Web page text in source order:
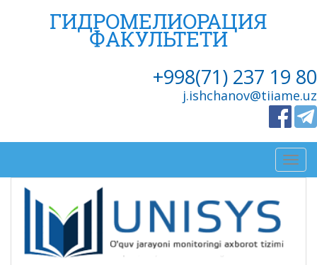
ГИДРОМЕЛИОРАЦИЯ
ФАКУЛЬТЕТИ
+998(71) 237 19 80
j.ishchanov@tiiame.uz